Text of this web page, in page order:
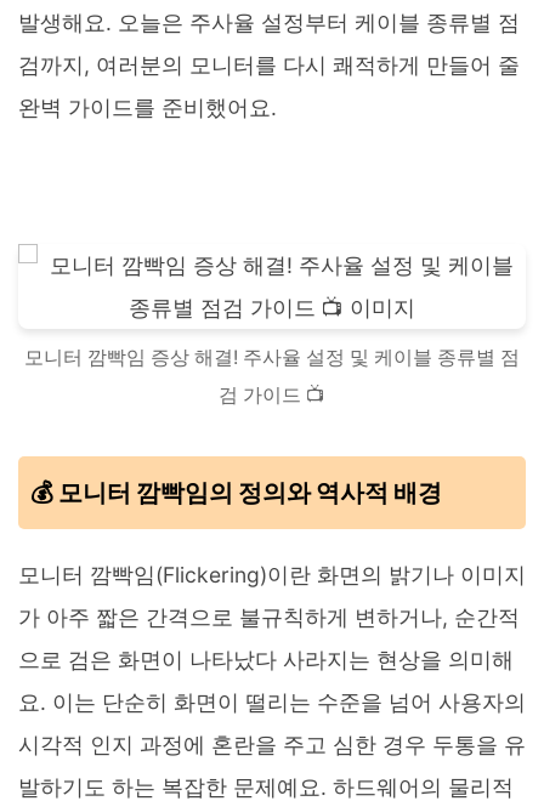
발생해요. 오늘은 주사율 설정부터 케이블 종류별 점
검까지, 여러분의 모니터를 다시 쾌적하게 만들어 줄
완벽 가이드를 준비했어요.
모니터 깜빡임 증상 해결! 주사율 설정 및 케이블 종류별 점
검 가이드 📺
💰 모니터 깜빡임의 정의와 역사적 배경
모니터 깜빡임(Flickering)이란 화면의 밝기나 이미지
가 아주 짧은 간격으로 불규칙하게 변하거나, 순간적
으로 검은 화면이 나타났다 사라지는 현상을 의미해
요. 이는 단순히 화면이 떨리는 수준을 넘어 사용자의
시각적 인지 과정에 혼란을 주고 심한 경우 두통을 유
발하기도 하는 복잡한 문제예요. 하드웨어의 물리적